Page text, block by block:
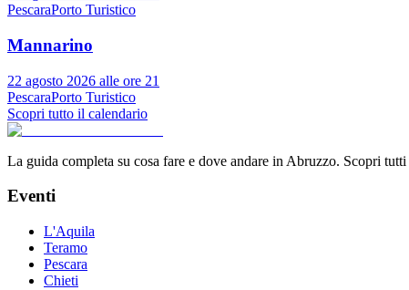
PescaraPorto Turistico
Mannarino
22 agosto 2026 alle ore 21
PescaraPorto Turistico
Scopri tutto il calendario
La guida completa su cosa fare e dove andare in Abruzzo. Scopri
Eventi
L'Aquila
Teramo
Pescara
Chieti